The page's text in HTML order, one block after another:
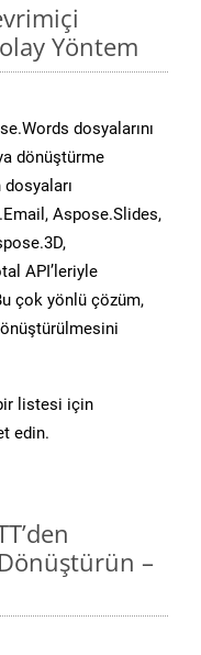
Yöntem
dosyalarını
dönüştürme
Aspose.Slides,
API’leriyle
çok yönlü çözüm,
listesi için
edin.
–